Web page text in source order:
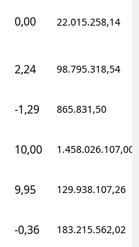
0,00 22.015.258,14
2,24 98.795.318,54
-1,29 865.831,50
10,00 1.458.026.107,00
9,95 129.938.107,26
-0,36 183.215.562,02